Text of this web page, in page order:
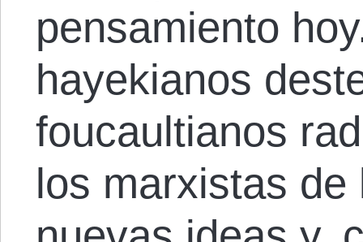
pensamiento
hayekianos
foucaultianos
los marxistas